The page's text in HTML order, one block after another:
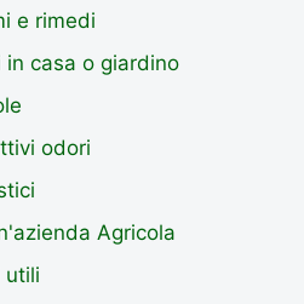
e rimedi
casa o giardino
odori
Agricola
utili